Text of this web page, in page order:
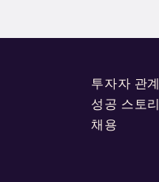
투자자 관계
성공 스토리
채용